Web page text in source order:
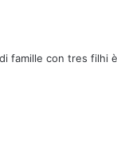
famille con tres filhi